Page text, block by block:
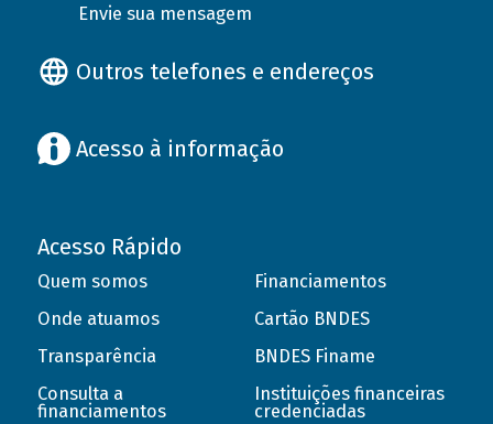
Envie sua mensagem
Outros telefones e endereços
Acesso à informação
Acesso Rápido
Quem somos
Onde atuamos
Transparência
Consulta a
financiamentos
Financiamentos
Cartão BNDES
BNDES Finame
Instituições financeiras
credenciadas